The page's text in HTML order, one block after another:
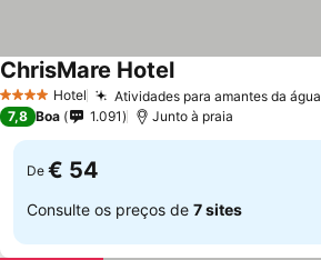
4 EstrelasHotel Atividades para amantes da água
ChrisMare HotelVer preços
7,8 Boa 1.091 Junto à praia
De € 54
Consulte os preços de 7 sites